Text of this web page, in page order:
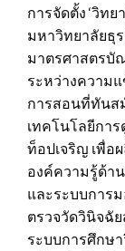
การจัดตั้ง ‘วิท
มหาวิทยาลัยธุ
มาตรศาสตรบั
ระหว่างความ
การสอนที่ทันส
เทคโนโลยีกา
ท็อปเจริญ เพื่
องค์ความรู้ด้า
และระบบการ
ตรวจวัดวินิจฉั
ระบบการศึกษ